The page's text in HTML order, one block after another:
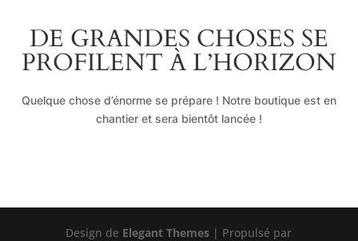
DE GRANDES CHOSES SE
PROFILENT À L’HORIZON
Quelque chose d’énorme se prépare ! Notre boutique est en
chantier et sera bientôt lancée !
Design de Elegant Themes | Propulsé par